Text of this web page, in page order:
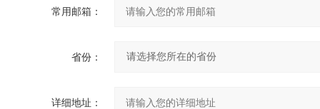
常用邮箱：
省份：
详细地址：